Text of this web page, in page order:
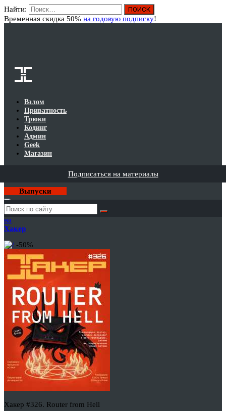
Найти:
Временная скидка 50% на годовую подписку!
Взлом
Приватность
Трюки
Кодинг
Админ
Geek
Магазин
Подписаться на материалы
Выпуски
Годовая
подписка
на
Хакер
-50%
Хакер #326. Router from Hell